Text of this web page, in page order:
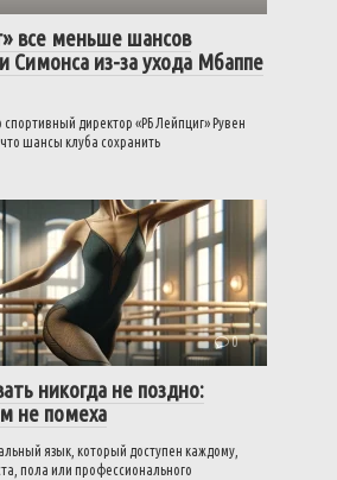
все меньше шансов
Симонса из-за ухода Мбаппе
директор «РБ Лейпциг» Рувен
шансы клуба сохранить
0
никогда не поздно:
не помеха
язык, который доступен каждому,
пола или профессионального